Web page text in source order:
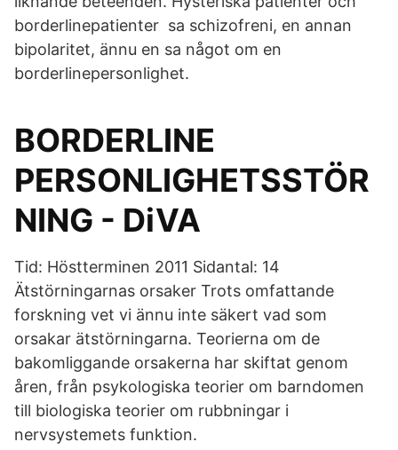
borderlinepatienter sa schizofreni, en annan
bipolaritet, ännu en sa något om en
borderlinepersonlighet.
BORDERLINE
PERSONLIGHETSSTÖR
NING - DiVA
Tid: Höstterminen 2011 Sidantal: 14
Ätstörningarnas orsaker Trots omfattande
forskning vet vi ännu inte säkert vad som
orsakar ätstörningarna. Teorierna om de
bakomliggande orsakerna har skiftat genom
åren, från psykologiska teorier om barndomen
till biologiska teorier om rubbningar i
nervsystemets funktion.